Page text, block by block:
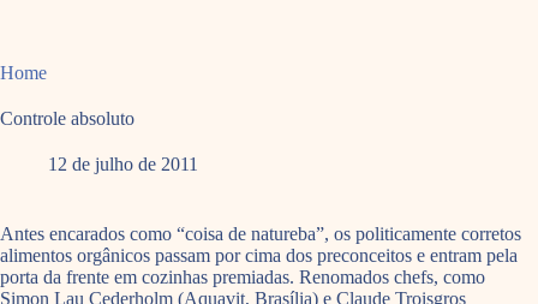
Home
Controle absoluto
12 de julho de 2011
Antes encarados como “coisa de natureba”, os politicamente corretos
alimentos orgânicos passam por cima dos preconceitos e entram pela
porta da frente em cozinhas premiadas. Renomados chefs, como
Simon Lau Cederholm (Aquavit, Brasília) e Claude Troisgros